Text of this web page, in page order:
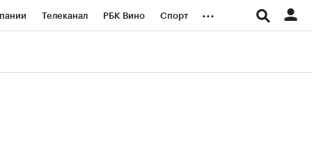
Телеканал РБК Вино Спорт ...